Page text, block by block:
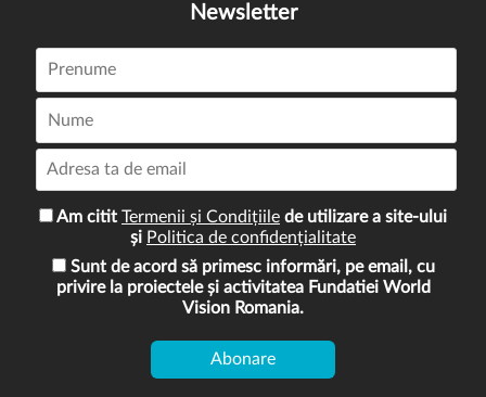
Newsletter
Am citit Termenii și Condițiile de utilizare a site-ului
și Politica de confidențialitate
Sunt de acord să primesc informări, pe email, cu
privire la proiectele și activitatea Fundatiei World
Vision Romania.